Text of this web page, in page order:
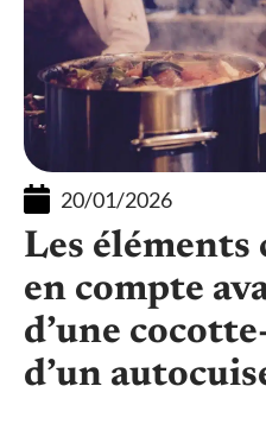
20/01/2026
Les éléments
en compte
d’une
d’un